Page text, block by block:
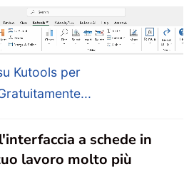
Kutools per
a schede in
lavoro molto più